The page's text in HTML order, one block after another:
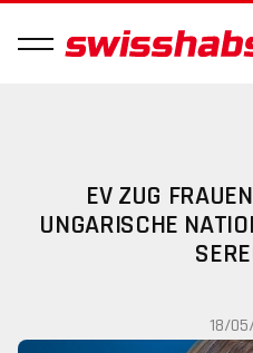
EV ZUG
UNGARISCHE
18/